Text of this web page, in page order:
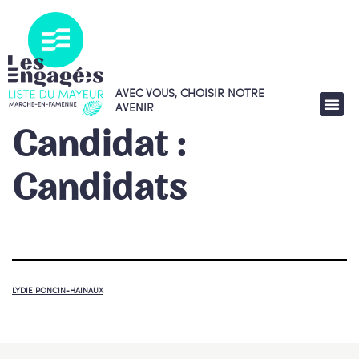
AVEC VOUS, CHOISIR NOTRE
AVENIR
Candidat :
Candidats
LYDIE PONCIN-HAINAUX